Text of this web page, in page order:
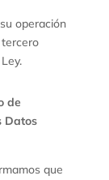
operación
de
Datos
que